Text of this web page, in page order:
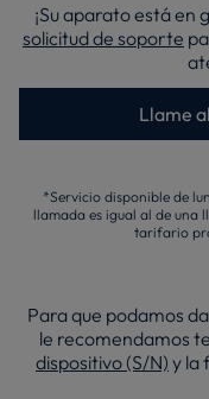
¡Su aparato está en
solicitud de soporte
Llame
*Servicio disponible de
llamada es igual al de una
tarifario
Para que podamos
le recomendamos
dispositivo (S/N) y la